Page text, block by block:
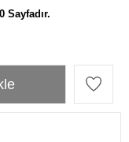
Sayfadır.